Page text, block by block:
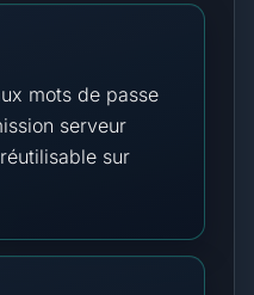
mots de passe
serveur
sur